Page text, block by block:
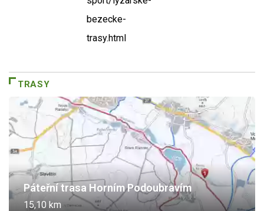
bezecke-
trasy.html
TRASY
Páteřní trasa Horním Podoubravím
15,10 km